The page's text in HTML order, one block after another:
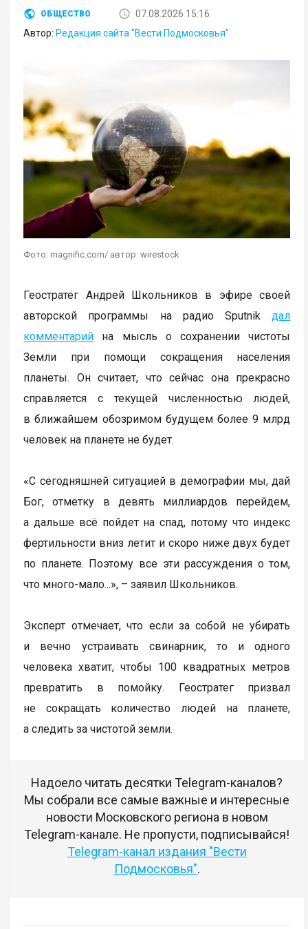
ОБЩЕСТВО
07.08.2026 15:16
Автор: Редакция сайта "Вести Подмосковья"
Фото: magnific.com/ автор: wirestock
Геостратег Андрей Школьников в эфире своей
авторской программы на радио Sputnikдал
комментарий на мысль о сохранении чистоты
Земли при помощи сокращения населения
планеты. Он считает, что сейчас она прекрасно
справляется с текущей численностью людей,
в ближайшем обозримом будущем более 9 млрд
человек на планете не будет.
«С сегодняшней ситуацией в демографии мы, дай
Бог, отметку в девять миллиардов перейдем,
а дальше всё пойдет на спад, потому что индекс
фертильности вниз летит и скоро ниже двух будет
по планете. Поэтому все эти рассуждения о том,
что много-мало...», – заявил Школьников.
Эксперт отмечает, что если за собой не убирать
и вечно устраивать свинарник, то и одного
человека хватит, чтобы 100 квадратных метров
превратить в помойку. Геостратег призвал
не сокращать количество людей на планете,
а следить за чистотой земли.
Надоело читать десятки Telegram-каналов?
Мы собрали все самые важные и интересные
новости Московского региона в новом
Telegram-канале. Не пропусти, подписывайся!
Telegram-канал издания "Вести
Подмосковья".